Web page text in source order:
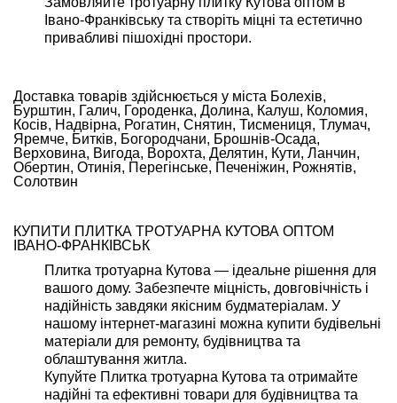
Івано-Франківську та створіть міцні та естетично
привабливі пішохідні простори.
Доставка товарів здійснюється у міста Болехів,
Бурштин, Галич, Городенка, Долина, Калуш, Коломия,
Косів, Надвірна, Рогатин, Снятин, Тисмениця, Тлумач,
Яремче, Битків, Богородчани, Брошнів-Осада,
Верховина, Вигода, Ворохта, Делятин, Кути, Ланчин,
Обертин, Отинія, Перегінське, Печеніжин, Рожнятів,
Солотвин
КУПИТИ ПЛИТКА ТРОТУАРНА КУТОВА ОПТОМ
ІВАНО-ФРАНКІВСЬК
Плитка тротуарна Кутова — ідеальне рішення для
вашого дому. Забезпечте міцність, довговічність і
надійність завдяки якісним будматеріалам. У
нашому інтернет-магазині можна купити будівельні
матеріали для ремонту, будівництва та
облаштування житла.
Купуйте Плитка тротуарна Кутова та отримайте
надійні та ефективні товари для будівництва та